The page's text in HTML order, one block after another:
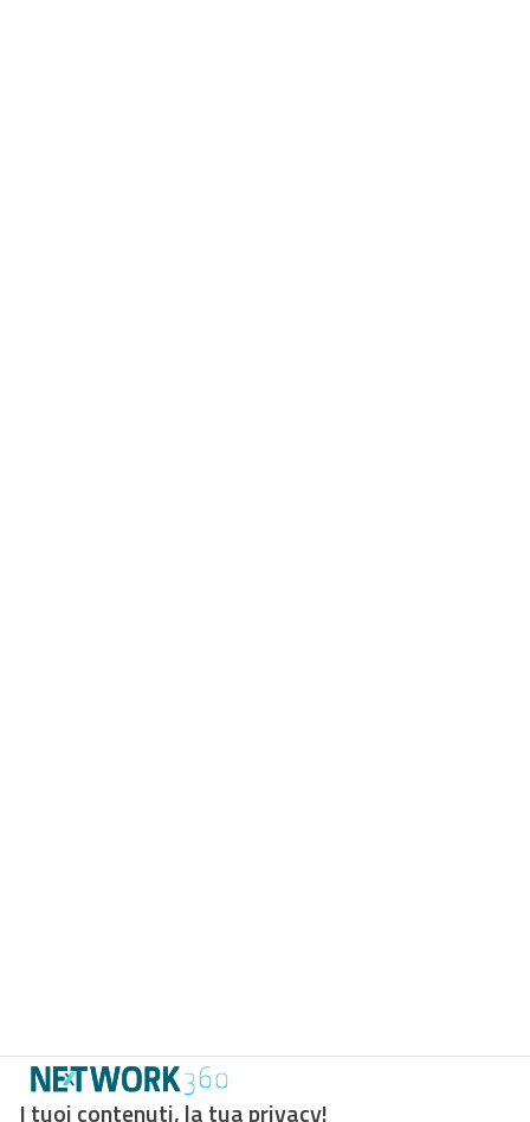
I tuoi contenuti, la tua privacy!